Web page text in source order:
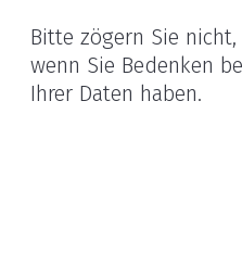
Bitte zögern Sie
wenn Sie Bedenken
Ihrer Daten haben.